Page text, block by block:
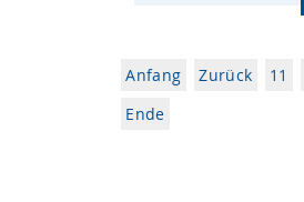
Anfang Zurück
11
Ende